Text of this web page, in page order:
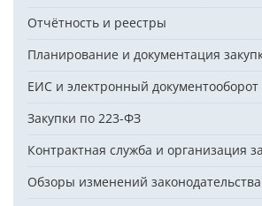
Отчётность и реестры
Планирование и документация
ЕИС и электронный документооборот
Закупки по 223-ФЗ
Контрактная служба и организация
Обзоры изменений законодательства